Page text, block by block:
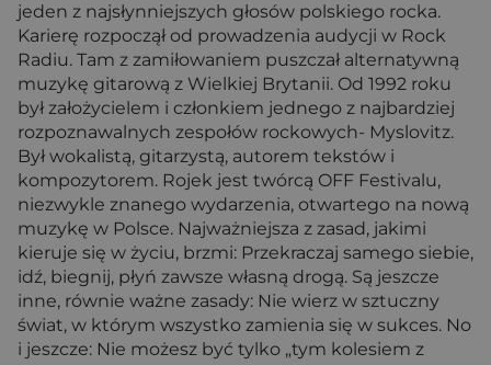
jeden z najsłynniejszych głosów polskiego rocka.
Karierę rozpoczął od prowadzenia audycji w Rock
Radiu. Tam z zamiłowaniem puszczał alternatywną
muzykę gitarową z Wielkiej Brytanii. Od 1992 roku
był założycielem i członkiem jednego z najbardziej
rozpoznawalnych zespołów rockowych- Myslovitz.
Był wokalistą, gitarzystą, autorem tekstów i
kompozytorem. Rojek jest twórcą OFF Festivalu,
niezwykle znanego wydarzenia, otwartego na nową
muzykę w Polsce. Najważniejsza z zasad, jakimi
kieruje się w życiu, brzmi: Przekraczaj samego siebie,
idź, biegnij, płyń zawsze własną drogą. Są jeszcze
inne, równie ważne zasady: Nie wierz w sztuczny
świat, w którym wszystko zamienia się w sukces. No
i jeszcze: Nie możesz być tylko „tym kolesiem z